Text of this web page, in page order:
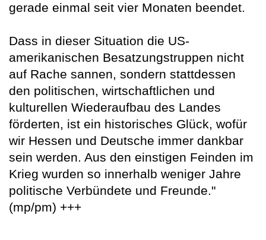
gerade einmal seit vier Monaten beendet.
Dass in dieser Situation die US-
amerikanischen Besatzungstruppen nicht
auf Rache sannen, sondern stattdessen
den politischen, wirtschaftlichen und
kulturellen Wiederaufbau des Landes
förderten, ist ein historisches Glück, wofür
wir Hessen und Deutsche immer dankbar
sein werden. Aus den einstigen Feinden im
Krieg wurden so innerhalb weniger Jahre
politische Verbündete und Freunde."
(mp/pm) +++